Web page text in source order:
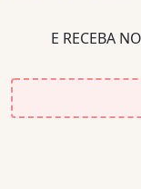
E RECEBA